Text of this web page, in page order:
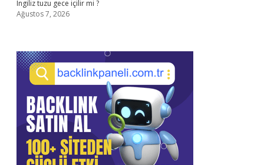
Ingiliz tuzu gece içilir mi ?
Ağustos 7, 2026